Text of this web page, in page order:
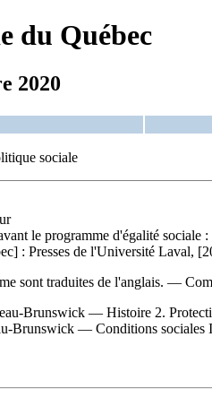
du Québec
2020
sociale
le programme d'égalité sociale
: Presses de l'Université Laval,
sont traduites de l'anglais. —
Brunswick — Histoire 2.
Brunswick — Conditions